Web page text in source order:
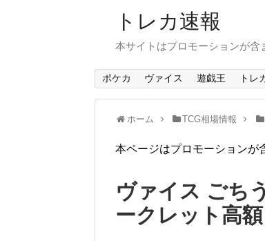
トレカ速報
本サイトはプロモーションが含
ポケカ ヴァイス 遊戯王 トレ
ホーム TCG相場情報
本ページはプロモーションが
ヴァイス ごち
ークレット高額